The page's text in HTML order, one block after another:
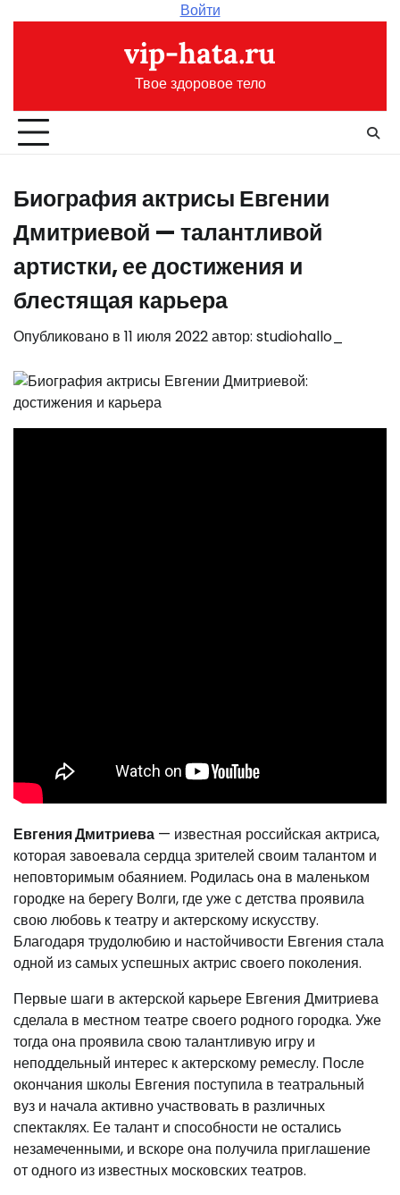
Войти
vip-hata.ru
Твое здоровое тело
Биография актрисы Евгении
Дмитриевой — талантливой
артистки, ее достижения и
блестящая карьера
Опубликовано в 11 июля 2022автор: studiohallo_
Евгения Дмитриева — известная российская актриса,
которая завоевала сердца зрителей своим талантом и
неповторимым обаянием. Родилась она в маленьком
городке на берегу Волги, где уже с детства проявила
свою любовь к театру и актерскому искусству.
Благодаря трудолюбию и настойчивости Евгения стала
одной из самых успешных актрис своего поколения.
Первые шаги в актерской карьере Евгения Дмитриева
сделала в местном театре своего родного городка. Уже
тогда она проявила свою талантливую игру и
неподдельный интерес к актерскому ремеслу. После
окончания школы Евгения поступила в театральный
вуз и начала активно участвовать в различных
спектаклях. Ее талант и способности не остались
незамеченными, и вскоре она получила приглашение
от одного из известных московских театров.